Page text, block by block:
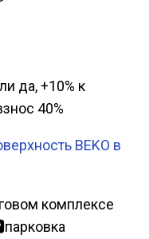
да, +10% к
40%
BEKO в
комплексе